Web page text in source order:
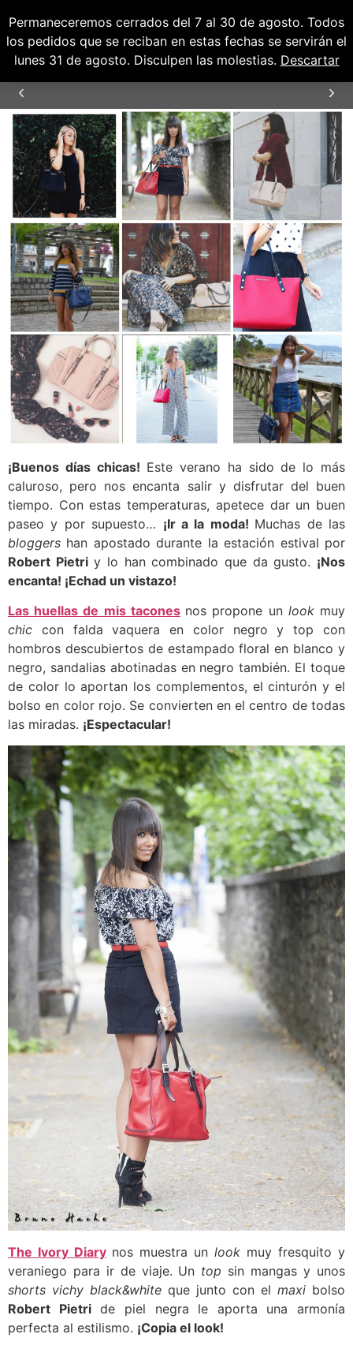
Permaneceremos cerrados del 7 al 30 de agosto. Todos
los pedidos que se reciban en estas fechas se servirán el
lunes 31 de agosto. Disculpen las molestias. Descartar
0,00€
0
TIEMPO DE ENTREGA
24/48H
¡Buenos días chicas! Este verano ha sido de lo más
caluroso, pero nos encanta salir y disfrutar del buen
tiempo. Con estas temperaturas, apetece dar un buen
paseo y por supuesto… ¡Ir a la moda! Muchas de las
bloggers han apostado durante la estación estival por
Robert Pietriy lo han combinado que da gusto. ¡Nos
encanta! ¡Echad un vistazo!
Las huellas de mis tacones nos propone un lookmuy
chic con falda vaquera en color negro y top con
hombros descubiertos de estampado floral en blanco y
negro, sandalias abotinadas en negro también. El toque
de color lo aportan los complementos, el cinturón y el
bolso en color rojo. Se convierten en el centro de todas
las miradas. ¡Espectacular!
The Ivory Diary nos muestra un look muy fresquito y
veraniego para ir de viaje. Un top sin mangas y unos
shorts vichy black&white que junto con el maxi bolso
Robert Pietride piel negra le aporta una armonía
perfecta al estilismo. ¡Copia el look!